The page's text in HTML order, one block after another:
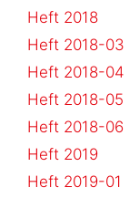
Heft 2018
Heft 2018-03
Heft 2018-04
Heft 2018-05
Heft 2018-06
Heft 2019
Heft 2019-01